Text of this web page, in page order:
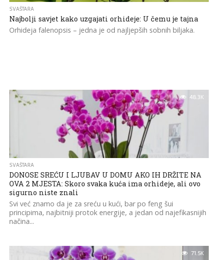
SVAŠTARA
Najbolji savjet kako uzgajati orhideje: U čemu je tajna
Orhideja falenopsis – jedna je od najljepših sobnih biljaka.
48.3K
SVAŠTARA
DONOSE SREĆU I LJUBAV U DOMU AKO IH DRŽITE NA
OVA 2 MJESTA: Skoro svaka kuća ima orhideje, ali ovo
sigurno niste znali
Svi već znamo da je za sreću u kući, bar po feng šui
principima, najbitniji protok energije, a jedan od najefikasnijih
načina...
71.5K